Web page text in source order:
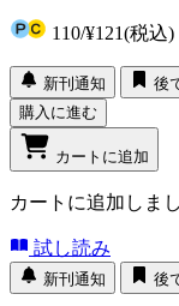
110/¥121(税込)
新刊通知
後
購入に進む
カートに追加
カートに追加しま
試し読み
新刊通知 後